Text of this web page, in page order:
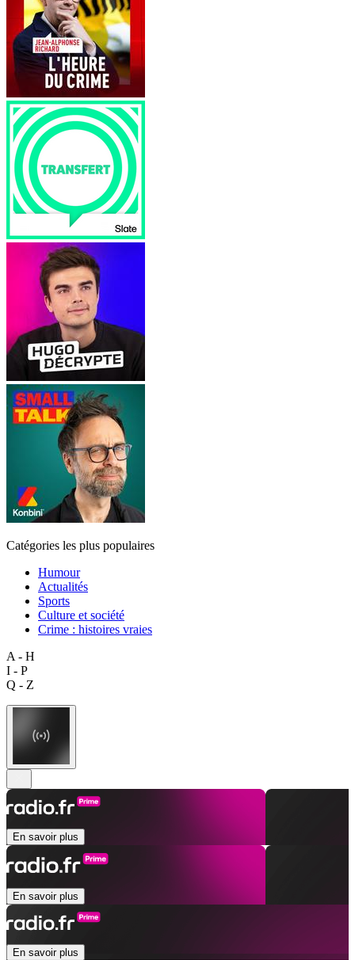
Catégories les plus populaires
Humour
Actualités
Sports
Culture et société
Crime : histoires vraies
A - H
I - P
Q - Z
En savoir plus
En savoir plus
En savoir plus